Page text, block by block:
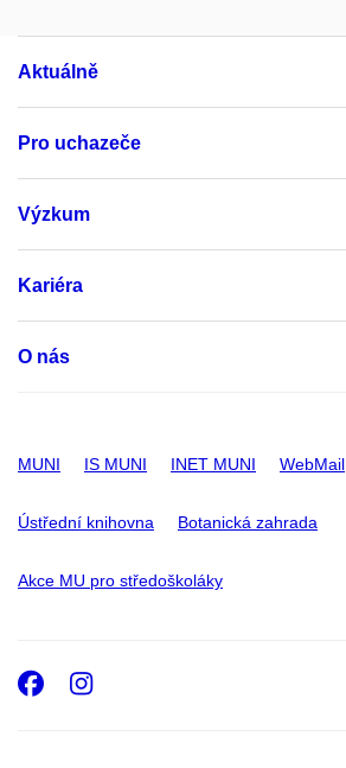
Aktuálně
Pro uchazeče
Výzkum
Kariéra
O nás
MUNI IS MUNI INET MUNI WebMail
Ústřední knihovna Botanická zahrada
Akce MU pro středoškoláky
Facebook
Instagram